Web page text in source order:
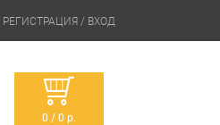
РЕГИСТРАЦИЯ / ВХОД
0 / 0 р.